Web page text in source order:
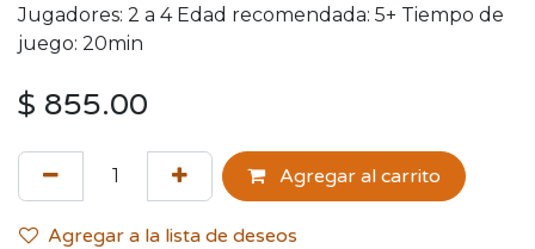
Jugadores: 2 a 4 Edad recomendada: 5+ Tiempo de
juego: 20min
$ 855.00
Agregar al carrito
Agregar a la lista de deseos